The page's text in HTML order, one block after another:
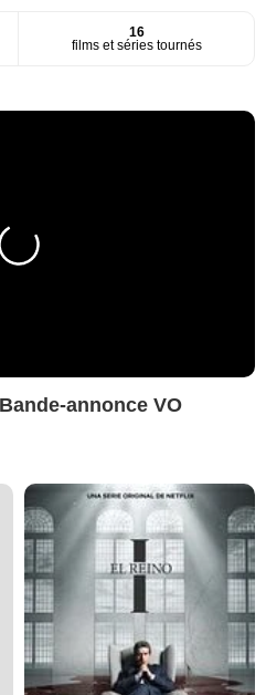
16
films et séries tournés
annonce VO